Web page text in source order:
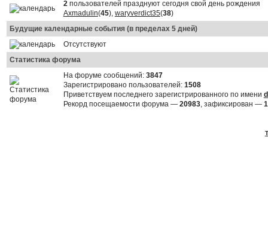
2пользователей празднуют сегодня свой день рождения
Axmadulin(45), waryverdict35(38)
Будущие календарные события (в пределах 5 дней)
Отсутствуют
Статистика форума
На форуме сообщений: 3847
Зарегистрировано пользователей: 1508
Приветствуем последнего зарегистрированного по имени
Рекорд посещаемости форума — 20983, зафиксирован —